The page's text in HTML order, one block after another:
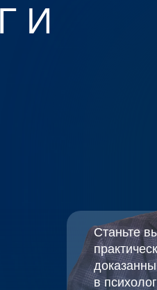
И
Станьте
в